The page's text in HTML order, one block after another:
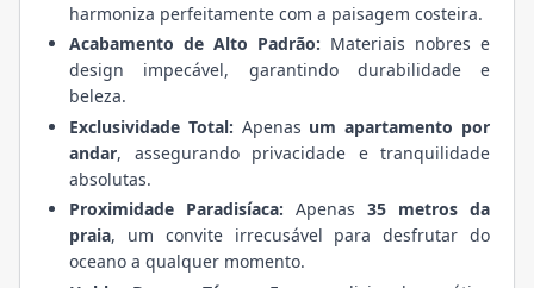
harmoniza perfeitamente com a paisagem costeira.
Acabamento de Alto Padrão: Materiais nobres e
design impecável, garantindo durabilidade e
beleza.
Exclusividade Total: Apenas um apartamento por
andar, assegurando privacidade e tranquilidade
absolutas.
Proximidade Paradisíaca: Apenas 35 metros da
praia, um convite irrecusável para desfrutar do
oceano a qualquer momento.